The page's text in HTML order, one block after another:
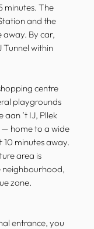
minutes. The
and the
away. By car,
Tunnel within
centre
playgrounds
’t IJ, Pllek
— home to a wide
minutes away.
area is
neighbourhood,
zone.
entrance, you